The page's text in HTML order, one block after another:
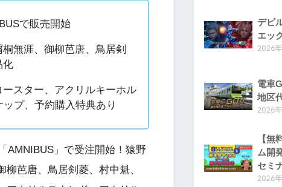
で販売開始
無涯、御柳芭唐、鳥居剣
化
スター、アクリルキーホル
プ、予約購入特典あり
AMNIBUS」で受注開始！猿野
芭唐、鳥居剣菱、村中魁、
デビ
エッ
2026
電車
地区
2026
【無
ム開
セミ
2026